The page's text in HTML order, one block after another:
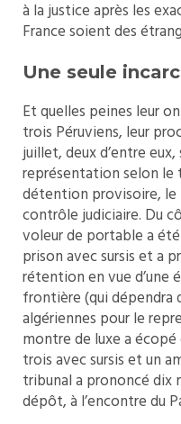
à la justice après les
France soient des
Une seule
Et quelles peines leur
trois Péruviens, leur
juillet, deux d’entre
représentation selon le
détention provisoire, le
contrôle judiciaire. Du
voleur de portable a
prison avec sursis et a
rétention en vue d’une
frontière (qui dépendra
algériennes pour le
montre de luxe a
trois avec sursis et un
tribunal a prononcé dix
dépôt, à l’encontre du